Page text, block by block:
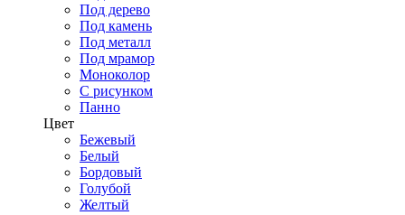
Под дерево
Под камень
Под металл
Под мрамор
Моноколор
С рисунком
Панно
Цвет
Бежевый
Белый
Бордовый
Голубой
Желтый